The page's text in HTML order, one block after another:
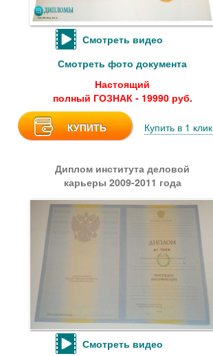
Смотреть видео
Смотреть фото документа
Настоящий
полный ГОЗНАК - 19990 руб.
КУПИТЬ Купить в 1 клик
Диплом института деловой
карьеры 2009-2011 года
Смотреть видео